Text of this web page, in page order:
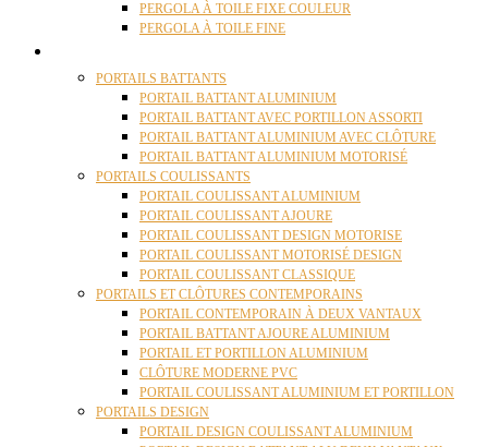
PERGOLA À TOILE FIXE COULEUR
PERGOLA À TOILE FINE
PORTAILS BATTANTS
PORTAIL BATTANT ALUMINIUM
PORTAIL BATTANT AVEC PORTILLON ASSORTI
PORTAIL BATTANT ALUMINIUM AVEC CLÔTURE
PORTAIL BATTANT ALUMINIUM MOTORISÉ
PORTAILS COULISSANTS
PORTAIL COULISSANT ALUMINIUM
PORTAIL COULISSANT AJOURE
PORTAIL COULISSANT DESIGN MOTORISE
PORTAIL COULISSANT MOTORISÉ DESIGN
PORTAIL COULISSANT CLASSIQUE
PORTAILS ET CLÔTURES CONTEMPORAINS
PORTAIL CONTEMPORAIN À DEUX VANTAUX
PORTAIL BATTANT AJOURE ALUMINIUM
PORTAIL ET PORTILLON ALUMINIUM
CLÔTURE MODERNE PVC
PORTAIL COULISSANT ALUMINIUM ET PORTILLON
PORTAILS DESIGN
PORTAIL DESIGN COULISSANT ALUMINIUM